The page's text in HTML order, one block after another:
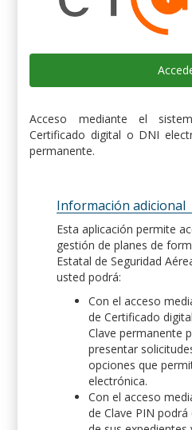
Acceso mediante el
Certificado digital o DNI
permanente.
Información adicional
Esta aplicación permite
gestión de planes de
Estatal de Seguridad
usted podrá:
Con el acceso
de Certificado
Clave permanente
presentar
opciones que
electrónica.
Con el acceso
de Clave PIN